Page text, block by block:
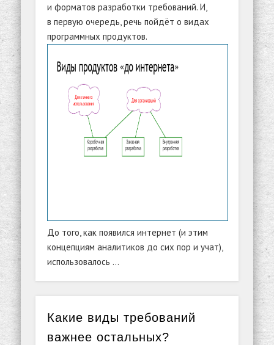
и форматов разработки требований. И,
в первую очередь, речь пойдёт о видах
программных продуктов.
До того, как появился интернет (и этим
концепциям аналитиков до сих пор и учат),
использовалось …
Какие виды требований
важнее остальных?